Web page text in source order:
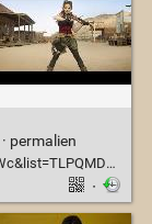
permalien
mEZMI6jA&index=4
·